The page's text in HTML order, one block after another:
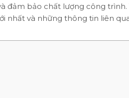
đảm bảo chất lượng công trình.
nhất và những thông tin liên